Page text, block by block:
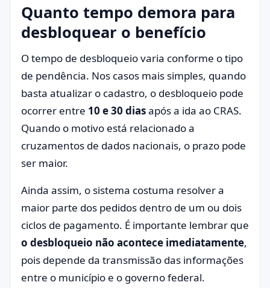
Quanto tempo demora para
desbloquear o benefício
O tempo de desbloqueio varia conforme o tipo
de pendência. Nos casos mais simples, quando
basta atualizar o cadastro, o desbloqueio pode
ocorrer entre 10 e 30 diasapós a ida ao CRAS.
Quando o motivo está relacionado a
cruzamentos de dados nacionais, o prazo pode
ser maior.
Ainda assim, o sistema costuma resolver a
maior parte dos pedidos dentro de um ou dois
ciclos de pagamento. É importante lembrar que
o desbloqueio não acontece imediatamente,
pois depende da transmissão das informações
entre o município e o governo federal.